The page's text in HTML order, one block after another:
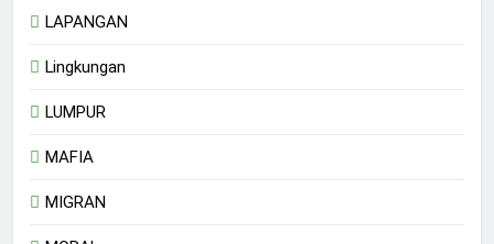
LAPANGAN
Lingkungan
LUMPUR
MAFIA
MIGRAN